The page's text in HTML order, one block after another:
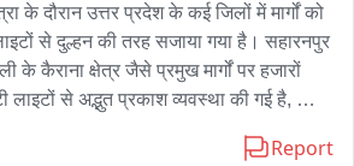
के दौरान उत्तर प्रदेश के कई जिलों में मार्गों को
से दुल्हन की तरह सजाया गया है। सहारनपुर
के कैराना क्षेत्र जैसे प्रमुख मार्गों पर हजारों
लाइटों से अद्भुत प्रकाश व्यवस्था की गई है,
6 से 7 हजार से अधिक रंग-बिरंगी लड़ियां लगाई
Report